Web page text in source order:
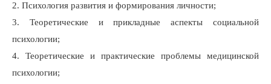
2. Психология развития и формирования личности;
3. Теоретические и прикладные аспекты социальной
психологии;
4. Теоретические и практические проблемы медицинской
психологии;